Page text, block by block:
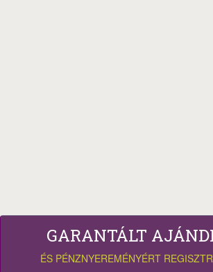
GARANTÁLT
ÉS PÉNZNYEREMÉNYÉRT